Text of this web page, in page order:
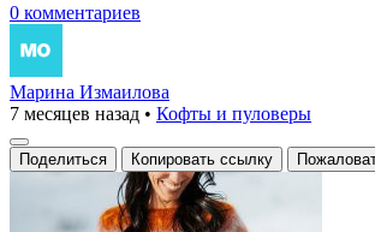
0 комментариев
Марина Измаилова
7 месяцев назад • Кофты и пуловеры
Поделиться Копировать ссылку